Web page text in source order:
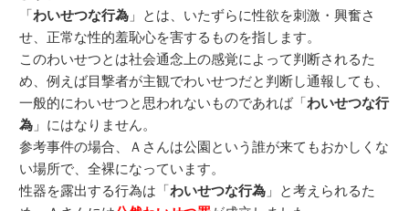
「わいせつな行為 」とは、いたずらに性欲を刺激・興奮さ
せ、正常な性的羞恥心を害するものを指します。
このわいせつとは社会通念上の感覚によって判断されるた
め、例えば目撃者が主観でわいせつだと判断し通報しても、
一般的にわいせつと思われないものであれば「わいせつな行
為 」にはなりません。
参考事件の場合、Ａさんは公園という誰が来てもおかしくな
い場所で、全裸になっています。
性器を露出する行為は「わいせつな行為 」と考えられるた